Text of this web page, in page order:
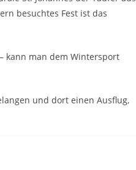
besuchtes Fest ist das
kann man dem Wintersport
und dort einen Ausflug,